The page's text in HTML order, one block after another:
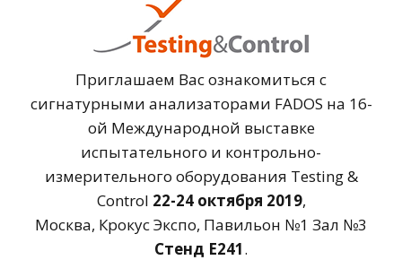
Приглашаем Вас ознакомиться с
сигнатурными анализаторами FADOS на 16-
ой Международной выставке
испытательного и контрольно-
измерительного оборудования Testing &
Control 22-24 октября 2019,
Москва, Крокус Экспо, Павильон №1 Зал №3
Стенд E241.